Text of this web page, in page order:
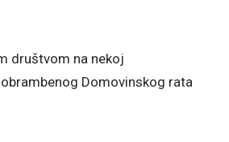
društvom na nekoj
Domovinskog rata